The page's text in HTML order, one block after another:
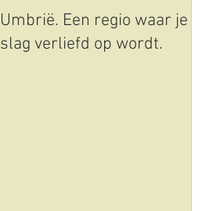
Umbrië. Een regio waar je op
slag verliefd op wordt.